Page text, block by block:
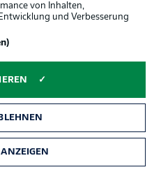
von Inhalten,
und Verbesserung